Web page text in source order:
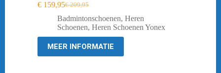
€209,95
Oorspronkelijke
prijs
was:
€ 209,95.
€ 159,95Huidige
prijs
is:
€ 159,95.
Badmintonschoenen, Heren
Schoenen, Heren Schoenen Yonex
MEER INFORMATIE